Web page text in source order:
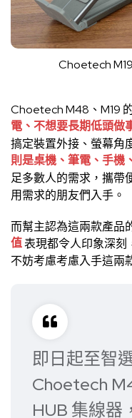
Choetech
Choetech M48、M19
電、不想要長期低頭做
搞定裝置外接、螢幕角
則是桌機、筆電、手機
足多數人的需求，攜帶
用需求的朋友們入手。
而幫主認為這兩款產品
值表現都令人印象深刻
不妨考慮考慮入手這兩
即日起至智
Choetech
HUB 集線器